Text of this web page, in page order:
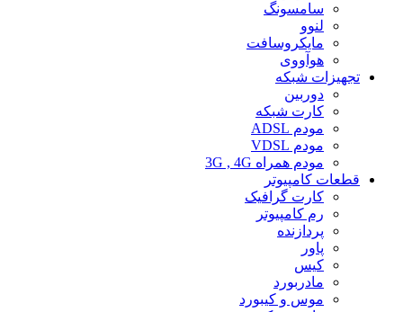
سامسونگ
لنوو
مایکروسافت
هوآووی
تجهیزات شبکه
دوربین
کارت شبکه
مودم ADSL
مودم VDSL
مودم همراه 3G , 4G
قطعات کامپیوتر
کارت گرافیک
رم کامپیوتر
پردازنده
پاور
کیس
مادربورد
موس و کیبورد